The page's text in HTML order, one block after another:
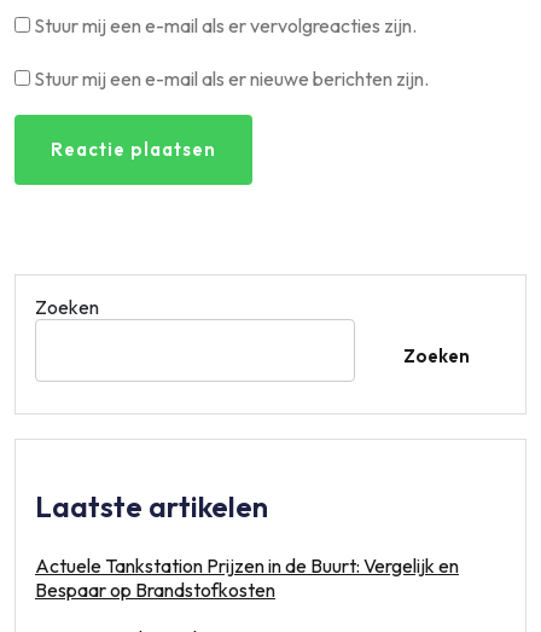
Stuur mij een e-mail als er vervolgreacties zijn.
Stuur mij een e-mail als er nieuwe berichten zijn.
Zoeken
Zoeken
Laatste artikelen
Actuele Tankstation Prijzen in de Buurt: Vergelijk en
Bespaar op Brandstofkosten